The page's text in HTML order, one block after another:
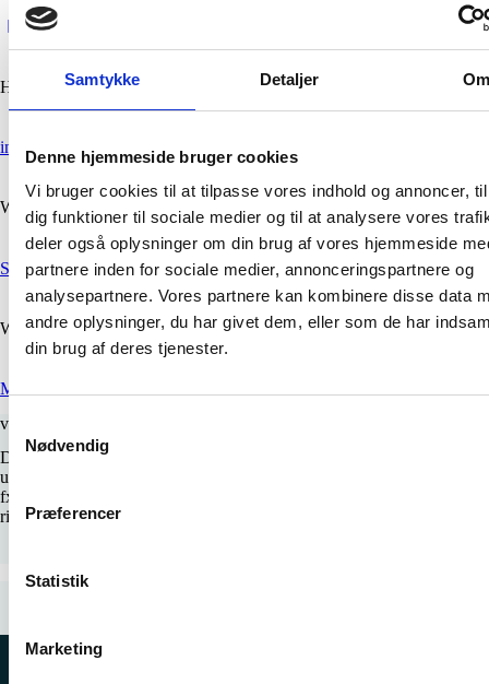
Samtykke Detaljer Om
Denne hjemmeside bruger cookies
Vi bruger cookies til at tilpasse vores indhold og annoncer,
dig funktioner til sociale medier og til at analysere vores
deler også oplysninger om din brug af vores hjemmeside
partnere inden for sociale medier, annonceringspartnere og
analysepartnere. Vores partnere kan kombinere disse data
andre oplysninger, du har givet dem, eller som de har
din brug af deres tjenester.
S
a
t
y
v
Nødvendig
Præferencer
Statistik
Marketing
Have a Project?
info@website.com
Want to Work with Us?
Send Brief
Want an Appointment?
Make One
vi udføre mindre Nedrivnings opgaver
DGL udføre også mindre nedrivnings opgaver. det vil sige vi har ikke
udstyr til de helt store opgaver man kan sagtens være behjælpelig med
fx sidst oprydning efter nedrivning eller lever mandskab til opgaven.
ring eller skriv for mere info her om